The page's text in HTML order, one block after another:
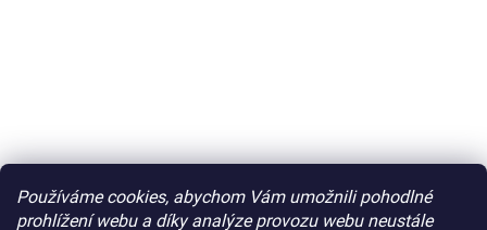
Používáme cookies, abychom Vám umožnili pohodlné
prohlížení webu a díky analýze provozu webu neustále